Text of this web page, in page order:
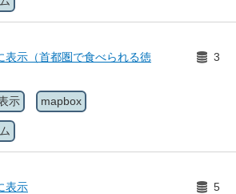
表示（首都圏で食べられる徳
3
示 mapbox
表示
5